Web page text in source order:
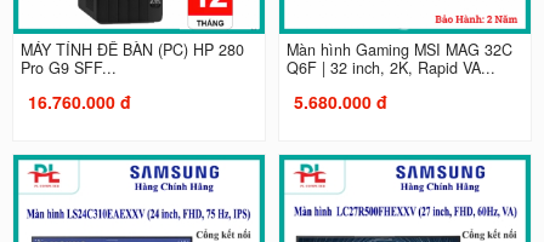
MÁY TÍNH ĐỂ BÀN (PC) HP 280
Pro G9 SFF...
16.760.000 đ
Màn hình Gaming MSI MAG 32C
Q6F | 32 inch, 2K, Rapid VA...
5.680.000 đ